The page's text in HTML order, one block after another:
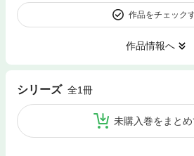
作品をチェック
作品情報へ
シリーズ 全1冊
未購入巻をまとめ